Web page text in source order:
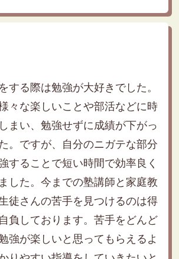
する際は勉強が大好きでした。
々な楽しいことや部活などに時
まい、勉強せずに成績が下がっ
。ですが、自分のニガテな部分
することで短い時間で効率良く
した。今までの塾講師と家庭教
徒さんの苦手を見つけるのは得
負しております。苦手をどんど
強が楽しいと思ってもらえるよ